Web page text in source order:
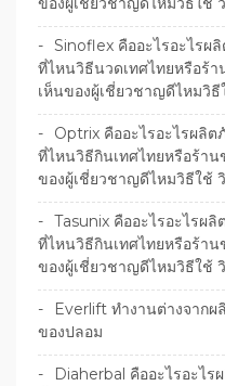
Sinoflex คืออะไรอะไร
ที่ไหนวิธีนวดเทศไทยหรือร้า
เห็นของผู้เชี่ยวชาญดีไหมวิ
Optrix คืออะไรอะไรผลิ
ที่ไหนวิธีกินเทศไทยหรือร้าน
ของผู้เชี่ยวชาญดีไหมวิธีใช้
Tasunix คืออะไรอะไร
ที่ไหนวิธีกินเทศไทยหรือร้าน
ของผู้เชี่ยวชาญดีไหมวิธีใช้
Everlift ทำงานต่างจาก
ของปลอม
Diaherbal คืออะไรอะไ